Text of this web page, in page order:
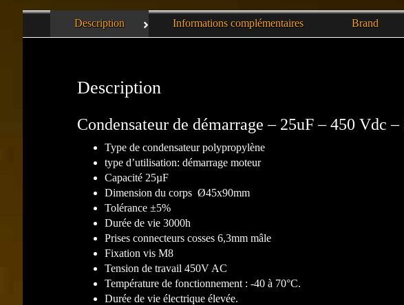
Description Informations complémentaires Brand
Description
Condensateur de démarrage – 25uF – 450 Vdc
Type de condensateur polypropylène
type d’utilisation: démarrage moteur
Capacité 25µF
Dimension du corps Ø45x90mm
Tolérance ±5%
Durée de vie 3000h
Prises connecteurs cosses 6,3mm mâle
Fixation vis M8
Tension de travail 450V AC
Température de fonctionnement : -40 à 70°C.
Durée de vie électrique élevée.